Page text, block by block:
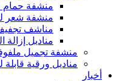
منشفة حمام
منشفة شعر
مناشف
مناديل إزالة
منشفة تجميل
مناديل ورقية قابلة
أخبار